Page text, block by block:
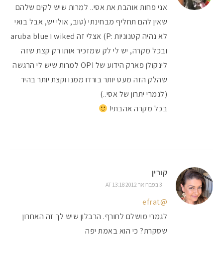
אני פחות אוהבת את אסי.. למרות שיש לקים שלהם
שאין להם תחליף מבחינתי (טוב, אולי יש, אבל בואי
לא נהיה קטנוניות :P) אצלי זה wiked ו aruba blue
ובכל מקרה, יש לי לק שמזכיר אותו רק קצת שזה
לינקולן פארק הידוע של OPI למרות שיש לי הרגשה
שהלק הזה מעט יותר בורדו ממנו וקצת יותר בהיר
(לגמרי יתרון של אסי..)
בכל מקרה אהבתי!
קורין
3 בפברואר 2012 AT 13:18
@efrat
לגמרי מושלם לחורף. הרבלון שיש לך זה האחרון
שסקרת? כי הוא באמת יפה